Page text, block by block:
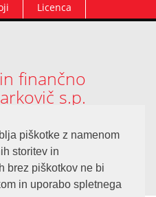
piškotke z namenom
storitev in
brez piškotkov ne bi
in uporabo spletnega
Licenca
finančno
s.p.
pravice pridržane